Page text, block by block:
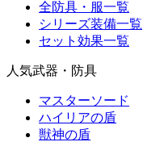
全防具・服一覧
シリーズ装備一覧
セット効果一覧
人気武器・防具
マスターソード
ハイリアの盾
獣神の盾